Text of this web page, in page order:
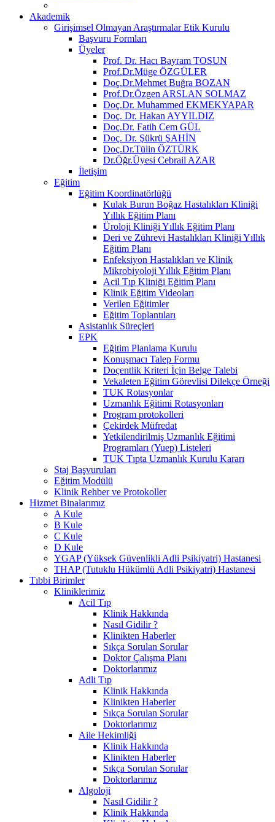
Akademik
Girişimsel Olmayan Araştırmalar Etik Kurulu
Başvuru Formları
Üyeler
Prof. Dr. Hacı Bayram TOSUN
Prof.Dr.Müge ÖZGÜLER
Doç.Dr.Mehmet Buğra BOZAN
Prof.Dr.Özgen ARSLAN SOLMAZ
Doç.Dr. Muhammed EKMEKYAPAR
Doç. Dr. Hakan AYYILDIZ
Doç.Dr. Fatih Cem GÜL
Doç. Dr. Şükrü ŞAHİN
Doç.Dr.Tülin ÖZTÜRK
Dr.Öğr.Üyesi Cebrail AZAR
İletişim
Eğitim
Eğitim Koordinatörlüğü
Kulak Burun Boğaz Hastalıkları Kliniği
Yıllık Eğitim Planı
Üroloji Kliniği Yıllık Eğitim Planı
Deri ve Zührevi Hastalıkları Kliniği Yıllık
Eğitim Planı
Enfeksiyon Hastalıkları ve Klinik
Mikrobiyoloji Yıllık Eğitim Planı
Acil Tıp Kliniği Eğitim Planı
Klinik Eğitim Videoları
Verilen Eğitimler
Eğitim Toplantıları
Asistanlık Süreçleri
EPK
Eğitim Planlama Kurulu
Konuşmacı Talep Formu
Doçentlik Kriteri İçin Belge Talebi
Vekaleten Eğitim Görevlisi Dilekçe Örneği
TUK Rotasyonlar
Uzmanlık Eğitimi Rotasyonları
Program protokolleri
Çekirdek Müfredat
Yetkilendirilmiş Uzmanlık Eğitimi
Programları (Yuep) Listeleri
TUK Tıpta Uzmanlık Kurulu Kararı
Staj Başvuruları
Eğitim Modülü
Klinik Rehber ve Protokoller
Hizmet Binalarımız
A Kule
B Kule
C Kule
D Kule
YGAP (Yüksek Güvenlikli Adli Psikiyatri) Hastanesi
THAP (Tutuklu Hükümlü Adli Psikiyatri) Hastanesi
Tıbbi Birimler
Kliniklerimiz
Acil Tıp
Klinik Hakkında
Nasıl Gidilir ?
Klinikten Haberler
Sıkça Sorulan Sorular
Doktor Çalışma Planı
Doktorlarımız
Adli Tıp
Klinik Hakkında
Klinikten Haberler
Sıkça Sorulan Sorular
Doktorlarımız
Aile Hekimliği
Klinik Hakkında
Klinikten Haberler
Sıkça Sorulan Sorular
Doktorlarımız
Algoloji
Nasıl Gidilir ?
Klinik Hakkında